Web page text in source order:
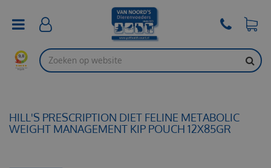
HILL'S PRESCRIPTION DIET FELINE METABOLIC
WEIGHT MANAGEMENT KIP POUCH 12X85GR